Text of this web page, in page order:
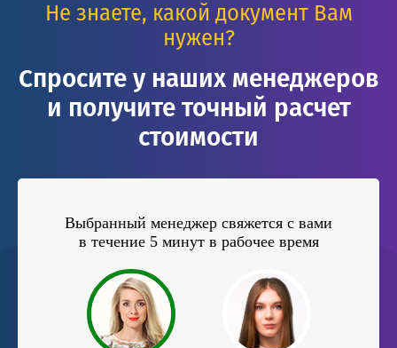
Не знаете, какой документ Вам
нужен?
Спросите у наших менеджеров
и получите точный расчет
стоимости
Выбранный менеджер свяжется с вами
в течение 5 минут в рабочее время